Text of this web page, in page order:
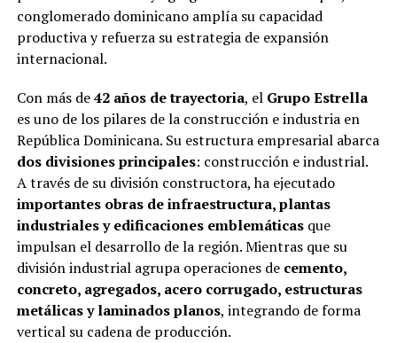
conglomerado dominicano amplía su capacidad
productiva y refuerza su estrategia de expansión
internacional.
Con más de42 años de trayectoria, el Grupo Estrella
es uno de los pilares de la construcción e industria en
República Dominicana. Su estructura empresarial abarca
dos divisiones principales: construcción e industrial.
A través de su división constructora, ha ejecutado
importantes obras de infraestructura, plantas
industriales y edificaciones emblemáticasque
impulsan el desarrollo de la región. Mientras que su
división industrial agrupa operaciones de cemento,
concreto, agregados, acero corrugado, estructuras
metálicas y laminados planos, integrando de forma
vertical su cadena de producción.